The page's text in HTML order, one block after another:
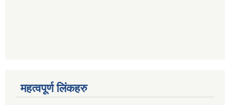
महत्वपूर्ण लिंकहरु